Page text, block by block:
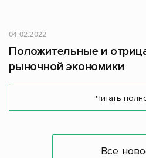
04.02.2022
Положительные и
рыночной экономики
Читать
Все